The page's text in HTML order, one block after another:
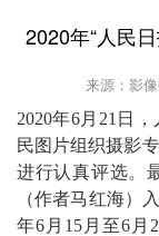
2020年“人民
来源：影
2020年6月21日
民图片组织摄影
进行认真评选。
（作者马红海）
年6月15月至6月